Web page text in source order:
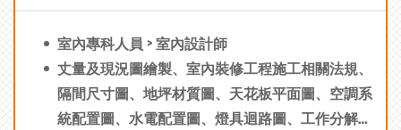
室內專科人員 > 室內設計師
丈量及現況圖繪製、室內裝修工程施工相關法規、
隔間尺寸圖、地坪材質圖、天花板平面圖、空調系
統配置圖、水電配置圖、燈具迴路圖、工作分解結